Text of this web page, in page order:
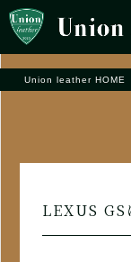
Union leather HOME
LEXUS GS